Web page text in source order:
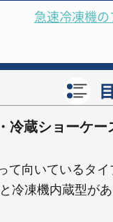
急速冷凍機
冷蔵ショーケー
て向いているタイ
冷凍機内蔵型があ